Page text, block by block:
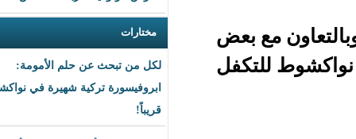
مختارات
لكل من تبحث عن حلم الأمومة:
ابروفيسورة تركية شهيرة في نواكشوط
بعض